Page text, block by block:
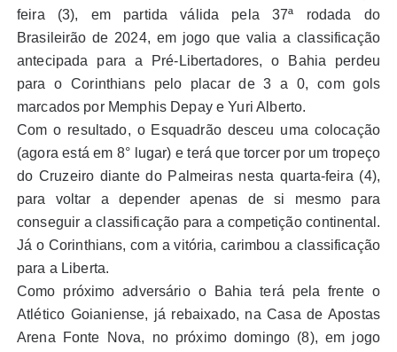
feira (3), em partida válida pela 37ª rodada do
Brasileirão de 2024, em jogo que valia a classificação
antecipada para a Pré-Libertadores, o Bahia perdeu
para o Corinthians pelo placar de 3 a 0, com gols
marcados por Memphis Depay e Yuri Alberto.
Com o resultado, o Esquadrão desceu uma colocação
(agora está em 8° lugar) e terá que torcer por um tropeço
do Cruzeiro diante do Palmeiras nesta quarta-feira (4),
para voltar a depender apenas de si mesmo para
conseguir a classificação para a competição continental.
Já o Corinthians, com a vitória, carimbou a classificação
para a Liberta.
Como próximo adversário o Bahia terá pela frente o
Atlético Goianiense, já rebaixado, na Casa de Apostas
Arena Fonte Nova, no próximo domingo (8), em jogo